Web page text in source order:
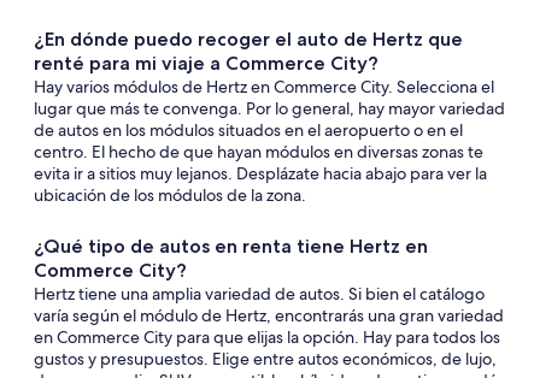
¿En dónde puedo recoger el auto de Hertz que
renté para mi viaje a Commerce City?
Hay varios módulos de Hertz en Commerce City. Selecciona el
lugar que más te convenga. Por lo general, hay mayor variedad
de autos en los módulos situados en el aeropuerto o en el
centro. El hecho de que hayan módulos en diversas zonas te
evita ir a sitios muy lejanos. Desplázate hacia abajo para ver la
ubicación de los módulos de la zona.
¿Qué tipo de autos en renta tiene Hertz en
Commerce City?
Hertz tiene una amplia variedad de autos. Si bien el catálogo
varía según el módulo de Hertz, encontrarás una gran variedad
en Commerce City para que elijas la opción. Hay para todos los
gustos y presupuestos. Elige entre autos económicos, de lujo,